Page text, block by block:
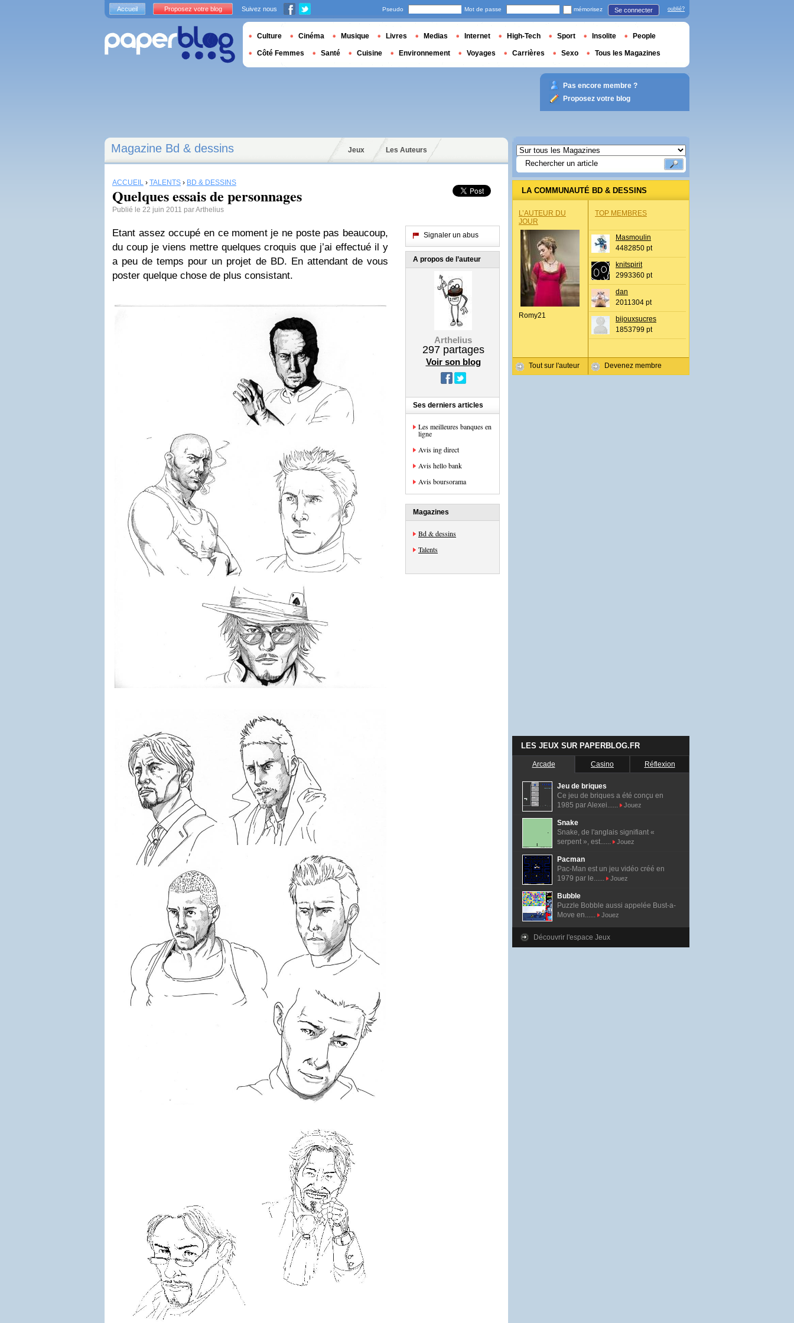
Magazine Bd & dessins Jeux Les Auteurs
ACCUEIL › TALENTS › BD & DESSINS
Quelques essais de personnages
Publié le 22 juin 2011 par Arthelius
Etant assez occupé en ce moment je ne poste pas beaucoup,
du coup je viens mettre quelques croquis que j’ai effectué il y
a peu de temps pour un projet de BD. En attendant de vous
poster quelque chose de plus consistant.
Signaler un abus
A propos de l’auteur
Arthelius
297partages
Voir son blog
Ses derniers articles
Les meilleures banques en
ligne
Avis ing direct
Avis hello bank
Avis boursorama
Magazines
Bd & dessins
Talents
LA COMMUNAUTÉ BD & DESSINS
L’AUTEUR DU
JOUR
Romy21
Tout sur l'auteur
TOP MEMBRES
Masmoulin
4482850 pt
knitspirit
2993360 pt
dan
2011304 pt
bijouxsucres
1853799 pt
Devenez membre
LES JEUX SUR PAPERBLOG.FR
Arcade Casino Réflexion
Jeu de briques
Ce jeu de briques a été conçu en
1985 par Alexei......
Jouez
Snake
Snake, de l'anglais signifiant «
serpent », est......
Jouez
Pacman
Pac-Man est un jeu vidéo créé en
1979 par le......
Jouez
Bubble
Puzzle Bobble aussi appelée Bust-a-
Move en......
Jouez
Découvrir l'espace Jeux
Accueil Proposez votre blog Suivez nous Pseudo Mot de passe mémorisez Se connecter oublié?
Culture Cinéma Musique Livres Medias Internet High-Tech Sport Insolite People
Côté Femmes Santé Cuisine Environnement Voyages Carrières Sexo Tous les Magazines
Pas encore membre ?
Proposez votre blog